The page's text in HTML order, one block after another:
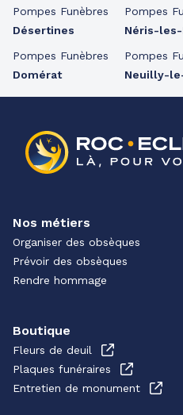
Pompes Funèbres
Désertines
Pompes Funèbres
Domérat
Pompes
Néris-les-
Pompes
Neuilly-
Nos métiers
Organiser des obsèques
Prévoir des obsèques
Rendre hommage
Boutique
Fleurs de deuil
Plaques funéraires
Entretien de monument